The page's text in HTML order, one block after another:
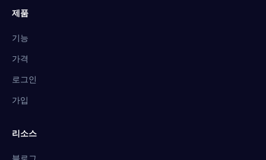
제품
기능
가격
로그인
가입
리소스